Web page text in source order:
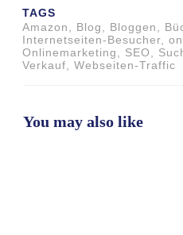
TAGS
Amazon, Blog, Bloggen,
Internetseiten-Besucher,
Onlinemarketing, SEO,
Verkauf, Webseiten-Traffic
You may also like